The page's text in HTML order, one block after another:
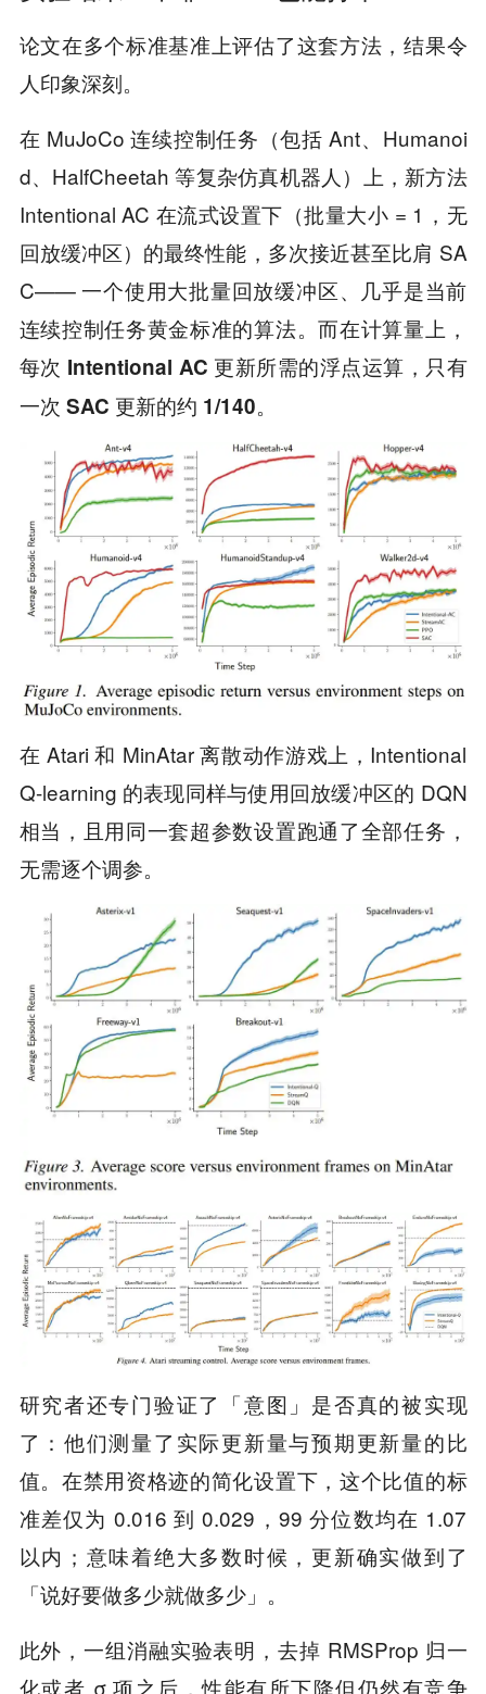
论文在多个标准基准上评估了这套方法，结果令
人印象深刻。
在 MuJoCo 连续控制任务（包括 Ant、Humanoi
d、HalfCheetah 等复杂仿真机器人）上，新方法
Intentional AC 在流式设置下（批量大小 = 1，无
回放缓冲区）的最终性能，多次接近甚至比肩 SA
C—— 一个使用大批量回放缓冲区、几乎是当前
连续控制任务黄金标准的算法。而在计算量上，
每次 Intentional AC 更新所需的浮点运算，只有
一次 SAC 更新的约 1/140。
在 Atari 和 MinAtar 离散动作游戏上，Intentional
Q-learning 的表现同样与使用回放缓冲区的 DQN
相当，且用同一套超参数设置跑通了全部任务，
无需逐个调参。
研究者还专门验证了「意图」是否真的被实现
了：他们测量了实际更新量与预期更新量的比
值。在禁用资格迹的简化设置下，这个比值的标
准差仅为 0.016 到 0.029，99 分位数均在 1.07
以内；意味着绝大多数时候，更新确实做到了
「说好要做多少就做多少」。
此外，一组消融实验表明，去掉 RMSProp 归一
化或者 σ 项之后，性能有所下降但仍然有竞争